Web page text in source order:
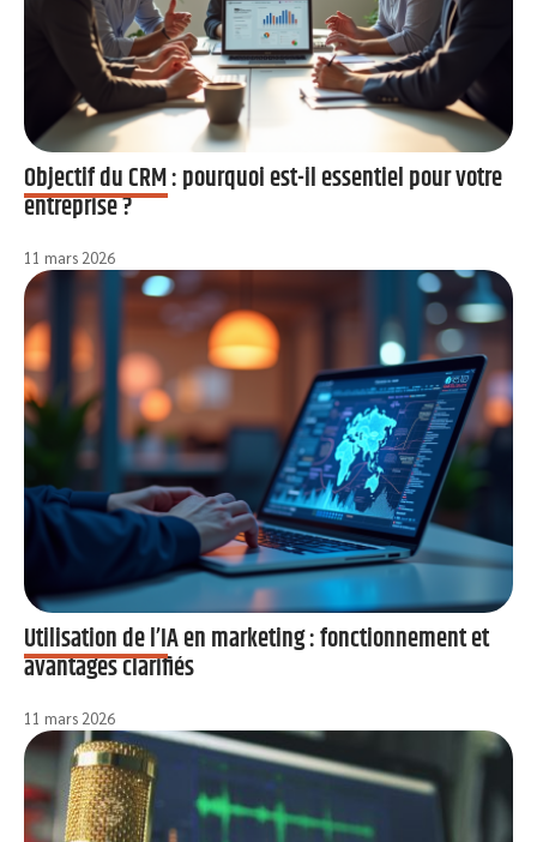
Objectif du CRM : pourquoi est-il essentiel pour votre
entreprise ?
11 mars 2026
Utilisation de l’IA en marketing : fonctionnement et
avantages clarifiés
11 mars 2026